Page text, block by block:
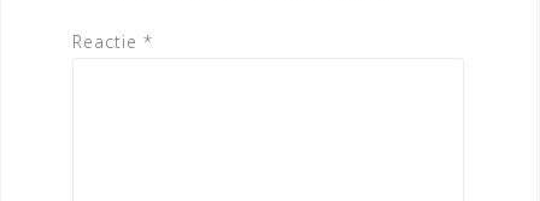
Reactie *